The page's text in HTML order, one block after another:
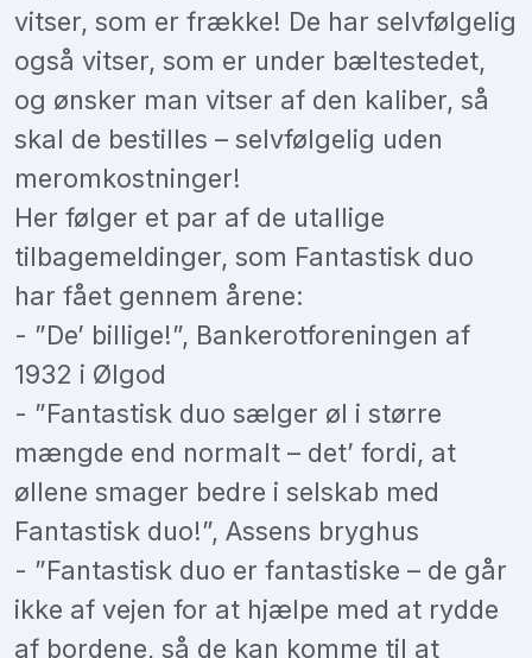
vitser, som er frække! De har selvfølgelig
også vitser, som er under bæltestedet,
og ønsker man vitser af den kaliber, så
skal de bestilles – selvfølgelig uden
meromkostninger!
Her følger et par af de utallige
tilbagemeldinger, som Fantastisk duo
har fået gennem årene:
- ”De’ billige!”, Bankerotforeningen af
1932 i Ølgod
- ”Fantastisk duo sælger øl i større
mængde end normalt – det’ fordi, at
øllene smager bedre i selskab med
Fantastisk duo!”, Assens bryghus
- ”Fantastisk duo er fantastiske – de går
ikke af vejen for at hjælpe med at rydde
af bordene, så de kan komme til at